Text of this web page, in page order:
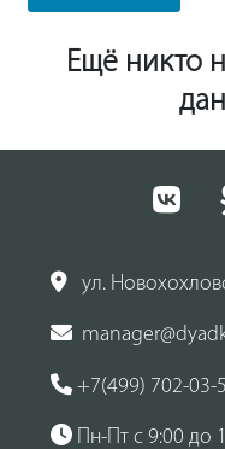
Ещё никто
ул.
+7(499) 702-03-
Пн-Пт с 9:00 до